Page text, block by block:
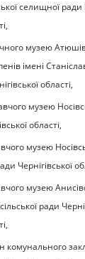
селищної
музею
імені
області,
музею
області,
музею
Чернігівської
музею
ради
комунального